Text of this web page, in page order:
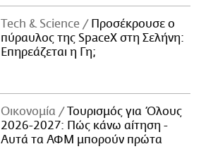
Τech & Science
Προσέκρουσε ο
πύραυλος της SpaceX στη Σελήνη:
Επηρεάζεται η Γη;
Οικονομία
Τουρισμός για Όλους
2026-2027: Πώς κάνω αίτηση -
Αυτά τα ΑΦΜ μπορούν πρώτα